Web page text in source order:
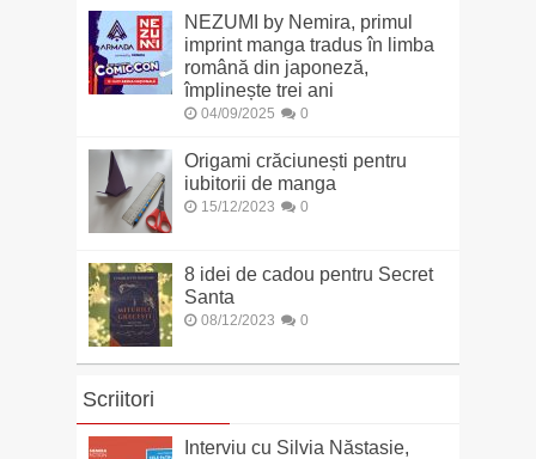
NEZUMI by Nemira, primul
imprint manga tradus în limba
română din japoneză,
împlinește trei ani
04/09/2025 0
Origami crăciunești pentru
iubitorii de manga
15/12/2023 0
8 idei de cadou pentru Secret
Santa
08/12/2023 0
Scriitori
Interviu cu Silvia Năstasie,